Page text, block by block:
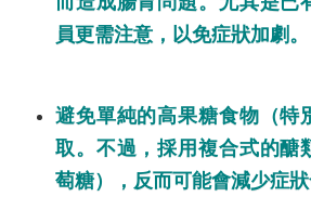
員更需注意，以免症狀加劇。
避免單純的高果糖食物（特
取。不過，採用複合式的醣
萄糖），反而可能會減少症狀